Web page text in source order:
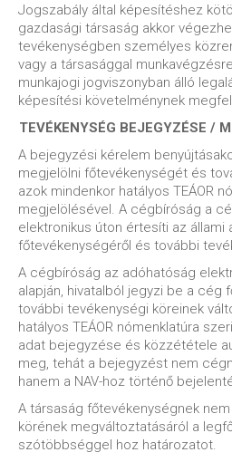
Jogszabály által képesítéshez
gazdasági társaság akkor
tevékenységben személyes
vagy a társasággal
munkajogi jogviszonyban álló
képesítési követelménynek
TEVÉKENYSÉG BEJEGYZÉSE /
A bejegyzési kérelem
megjelölni főtevékenységét és
azok mindenkor hatályos TEÁOR
megjelölésével. A cégbíróság a
elektronikus úton értesíti az
főtevékenységéről és további
A cégbíróság az adóhatóság
alapján, hivatalból jegyzi be a cég
további tevékenységi köreinek
hatályos TEÁOR nómenklatúra
adat bejegyzése és közzététele
meg, tehát a bejegyzést nem
hanem a NAV-hoz történő
A társaság főtevékenységnek
körének megváltoztatásáról a
szótöbbséggel hoz határozatot.